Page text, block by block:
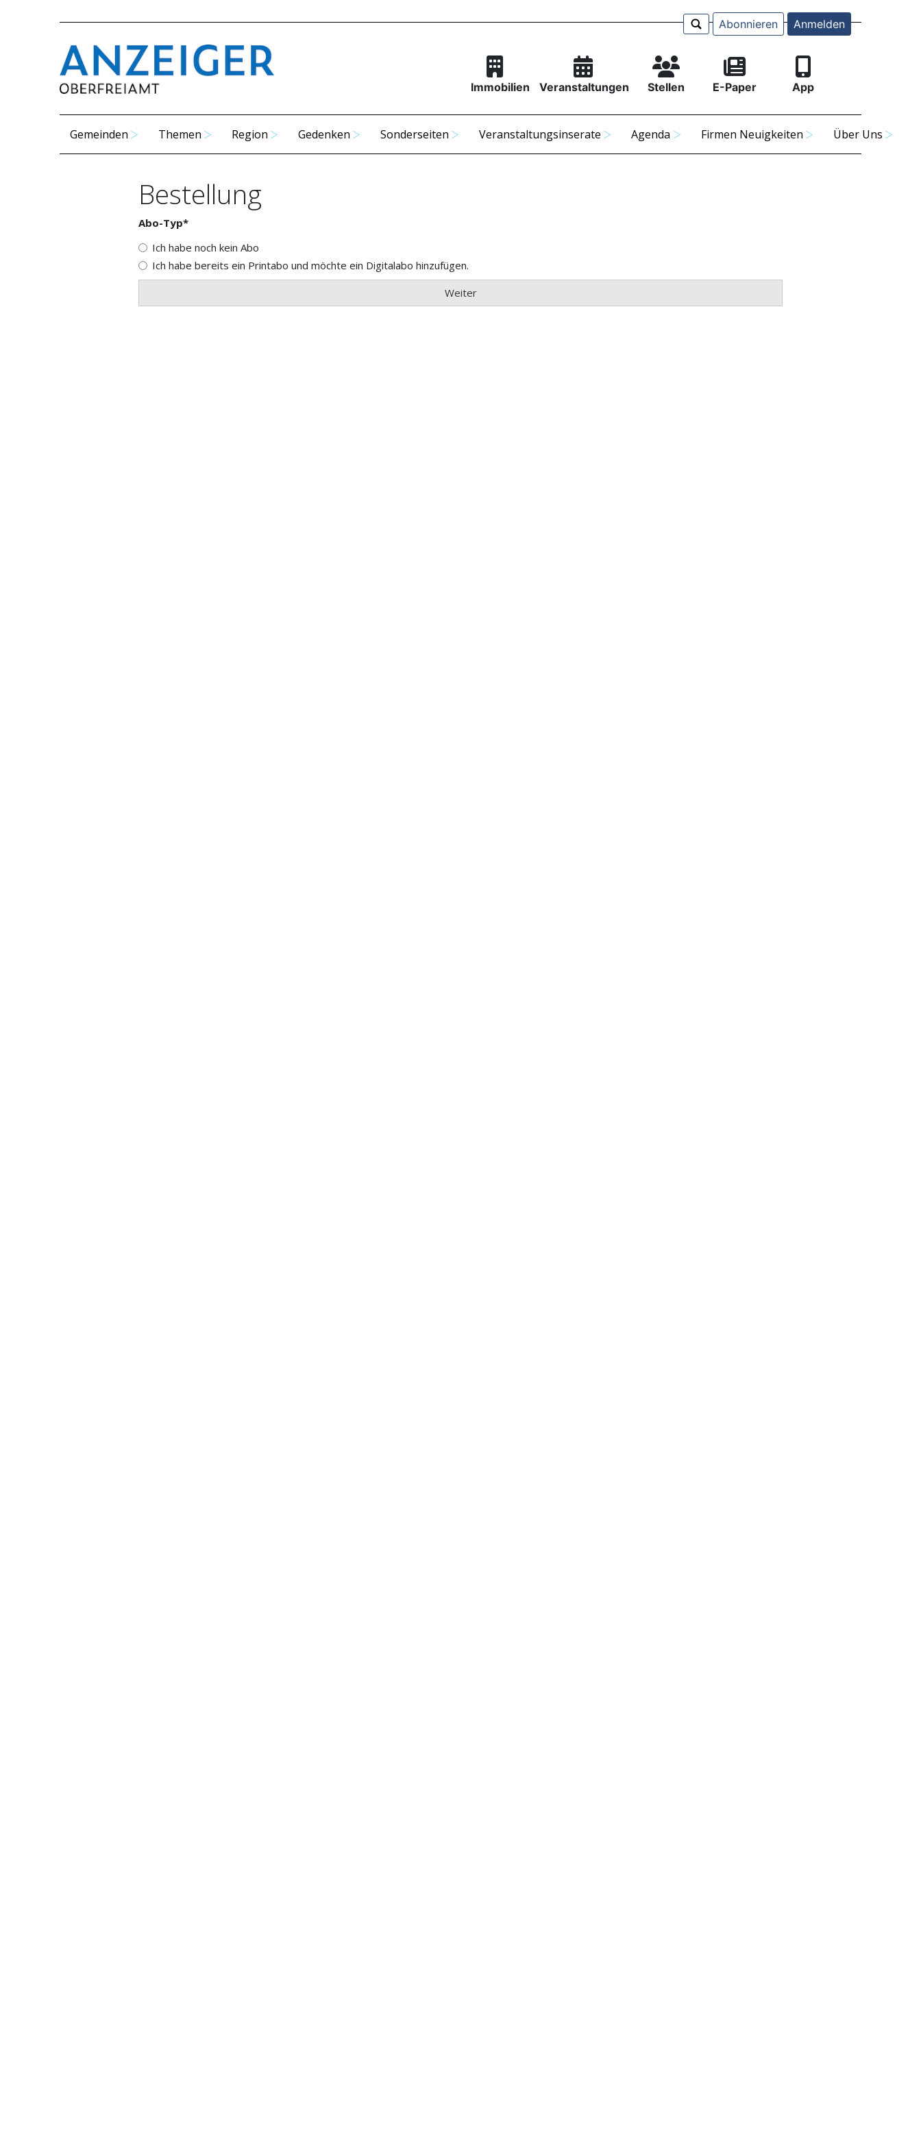
Abonnieren Anmelden
Immobilien Veranstaltungen Stellen E-Paper App
Gemeinden Themen Region Gedenken Sonderseiten Veranstaltungsinserate Agenda Firmen Neuigkeiten Über Uns